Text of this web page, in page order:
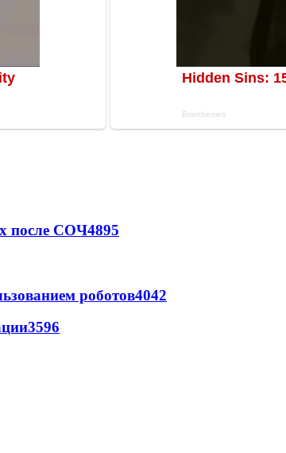
после СОЧ4895
роботов4042
3596